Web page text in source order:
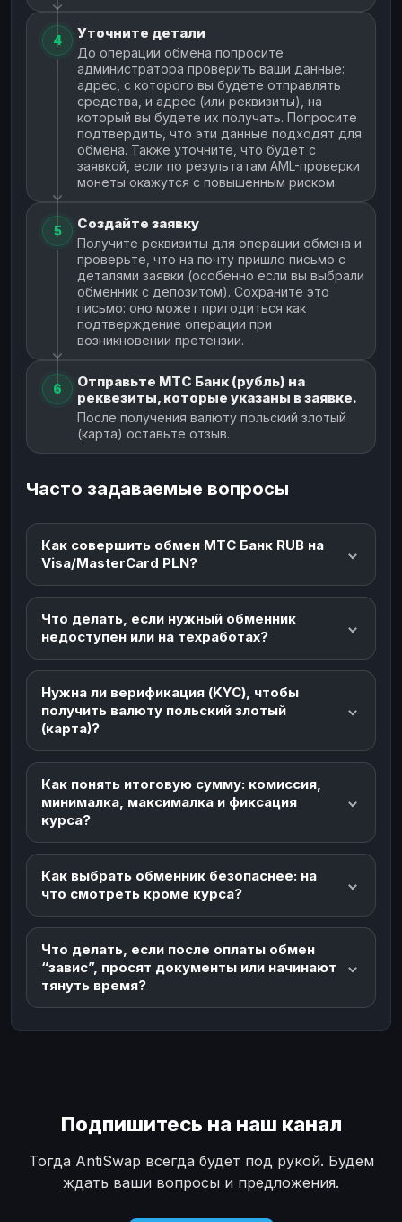
4 Уточните детали
До операции обмена попросите
администратора проверить ваши данные:
адрес, с которого вы будете отправлять
средства, и адрес (или реквизиты), на
который вы будете их получать. Попросите
подтвердить, что эти данные подходят для
обмена. Также уточните, что будет с
заявкой, если по результатам AML-проверки
монеты окажутся с повышенным риском.
5 Создайте заявку
Получите реквизиты для операции обмена и
проверьте, что на почту пришло письмо с
деталями заявки (особенно если вы выбрали
обменник с депозитом). Сохраните это
письмо: оно может пригодиться как
подтверждение операции при
возникновении претензии.
6
Отправьте МТС Банк (рубль) на
реквезиты, которые указаны в заявке.
После получения валюту польский злотый
(карта) оставьте отзыв.
Часто задаваемые вопросы
Как совершить обмен МТС Банк RUB на
Visa/MasterCard PLN?
Что делать, если нужный обменник
недоступен или на техработах?
Нужна ли верификация (KYC), чтобы
получить валюту польский злотый
(карта)?
Как понять итоговую сумму: комиссия,
минималка, максималка и фиксация
курса?
Как выбрать обменник безопаснее: на
что смотреть кроме курса?
Что делать, если после оплаты обмен
“завис”, просят документы или начинают
тянуть время?
Подпишитесь на наш канал
Тогда AntiSwap всегда будет под рукой. Будем
ждать ваши вопросы и предложения.